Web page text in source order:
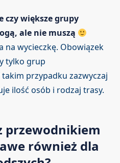
czy większe grupy
ale nie muszą
na wycieczkę. Obowiązek
tylko grup
przypadku zazwyczaj
ilość osób i rodzaj trasy.
przewodnikiem
również dla